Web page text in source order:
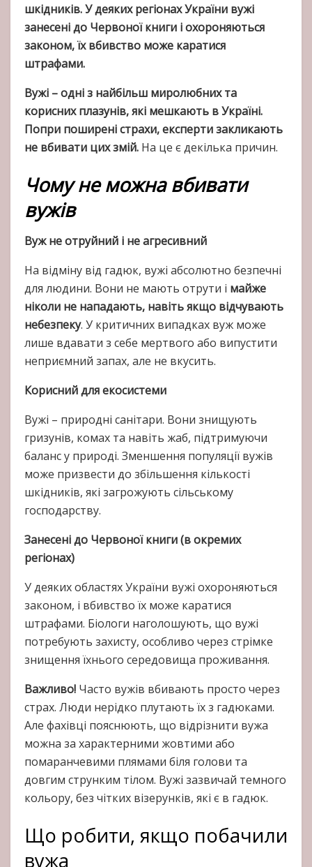
шкідників. У деяких регіонах України вужі
занесені до Червоної книги і охороняються
законом, їх вбивство може каратися
штрафами.
Вужі – одні з найбільш миролюбних та
корисних плазунів, які мешкають в Україні.
Попри поширені страхи, експерти закликають
не вбивати цих змій. На це є декілька причин.
Чому не можна вбивати
вужів
Вуж не отруйний і не агресивний
На відміну від гадюк, вужі абсолютно безпечні
для людини. Вони не мають отрути і майже
ніколи не нападають, навіть якщо відчувають
небезпеку. У критичних випадках вуж може
лише вдавати з себе мертвого або випустити
неприємний запах, але не вкусить.
Корисний для екосистеми
Вужі – природні санітари. Вони знищують
гризунів, комах та навіть жаб, підтримуючи
баланс у природі. Зменшення популяції вужів
може призвести до збільшення кількості
шкідників, які загрожують сільському
господарству.
Занесені до Червоної книги (в окремих
регіонах)
У деяких областях України вужі охороняються
законом, і вбивство їх може каратися
штрафами. Біологи наголошують, що вужі
потребують захисту, особливо через стрімке
знищення їхнього середовища проживання.
Важливо! Часто вужів вбивають просто через
страх. Люди нерідко плутають їх з гадюками.
Але фахівці пояснюють, що відрізнити вужа
можна за характерними жовтими або
помаранчевими плямами біля голови та
довгим струнким тілом. Вужі зазвичай темного
кольору, без чітких візерунків, які є в гадюк.
Що робити, якщо побачили
вужа